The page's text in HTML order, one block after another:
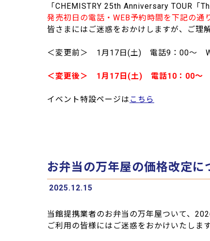
「CHEMISTRY 25th Anniversary TOUR「
発売初日の電話・WEB予約時間を下記の通
皆さまにはご迷惑をおかけしますが、ご理
＜変更前＞ 1月17日(土) 電話9：00～
＜変更後＞ 1月17日(土) 電話10：00～
イベント特設ページは こちら
お弁当の万年屋の価格改定に
2025.12.15
当館提携業者のお弁当の万年屋ついて、
ご利用の皆様にはご迷惑をおかけいたしま